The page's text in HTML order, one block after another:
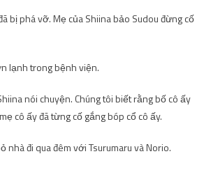
bị phá vỡ. Mẹ của Shiina bảo Sudou đừng cố
lạnh trong bệnh viện.
nói chuyện. Chúng tôi biết rằng bố cô ấy
cô ấy đã từng cố gắng bóp cổ cô ấy.
nhà đi qua đêm với Tsurumaru và Norio.